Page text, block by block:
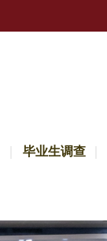
毕业生调查